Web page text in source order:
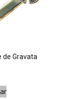
de Gravata